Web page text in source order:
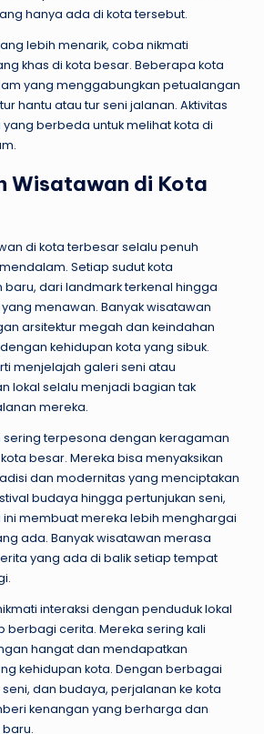
hanya ada di kota tersebut.
lebih menarik, coba nikmati
khas di kota besar. Beberapa kota
yang menggabungkan petualangan
hantu atau tur seni jalanan. Aktivitas
berbeda untuk melihat kota di
Wisatawan di Kota
di kota terbesar selalu penuh
Setiap sudut kota
baru, dari landmark terkenal hingga
menawan. Banyak wisatawan
arsitektur megah dan keindahan
kehidupan kota yang sibuk.
menjelajah galeri seni atau
lokal selalu menjadi bagian tak
mereka.
sering terpesona dengan keragaman
besar. Mereka bisa menyaksikan
dan modernitas yang menciptakan
budaya hingga pertunjukan seni,
membuat mereka lebih menghargai
ada. Banyak wisatawan merasa
yang ada di balik setiap tempat
interaksi dengan penduduk lokal
berbagi cerita. Mereka sering kali
hangat dan mendapatkan
kehidupan kota. Dengan berbagai
dan budaya, perjalanan ke kota
kenangan yang berharga dan